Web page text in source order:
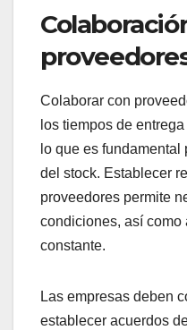
Colaborar con
los tiempos de
lo que es
del stock. Establecer
proveedores permite
condiciones, así como
constante.
Las empresas deben
establecer acuerdos